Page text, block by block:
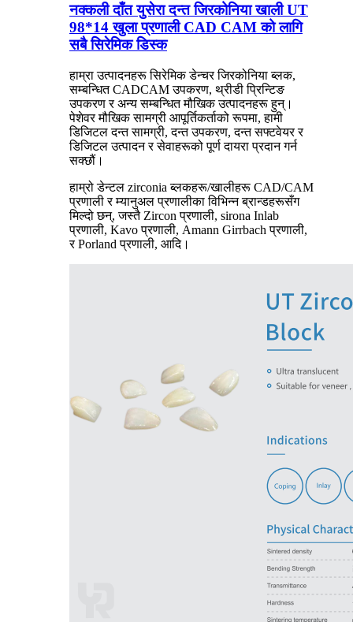
नक्कली दाँत युसेरा दन्त जिरकोनिया खाली UT
98*14 खुला प्रणाली CAD CAM को लागि
सबै सिरेमिक डिस्क
हाम्रा उत्पादनहरू सिरेमिक डेन्चर जिरकोनिया ब्लक,
सम्बन्धित CADCAM उपकरण, थ्रीडी प्रिन्टिङ
उपकरण र अन्य सम्बन्धित मौखिक उत्पादनहरू हुन्।
पेशेवर मौखिक सामग्री आपूर्तिकर्ताको रूपमा, हामी
डिजिटल दन्त सामग्री, दन्त उपकरण, दन्त सफ्टवेयर र
डिजिटल उत्पादन र सेवाहरूको पूर्ण दायरा प्रदान गर्न
सक्छौं।
हाम्रो डेन्टल zirconia ब्लकहरू/खालीहरू CAD/CAM
प्रणाली र म्यानुअल प्रणालीका विभिन्न ब्रान्डहरूसँग
मिल्दो छन्, जस्तै Zircon प्रणाली, sirona Inlab
प्रणाली, Kavo प्रणाली, Amann Girrbach प्रणाली,
र Porland प्रणाली, आदि।